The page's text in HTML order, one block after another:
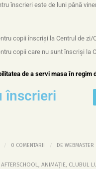
înscrieri este de luni până
copii înscriși la Centrul de
copii care nu sunt înscriși la
de a servi masa în regim
înscrieri
/ 0 COMENTARII / DE WEBMASTER
AFTERSCHOOL, ANIMAȚIE, CLUBUL